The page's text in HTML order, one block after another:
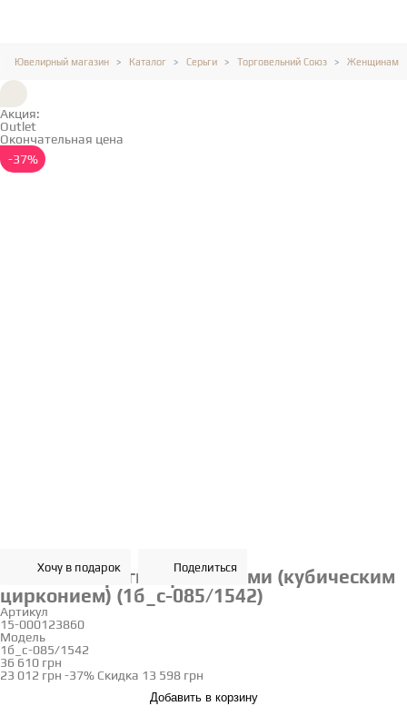
Ювелирный магазин Каталог Серьги Торговельний Союз Женщинам
Акция:
Outlet
Окончательная цена
-37%
Хочу в подарок Поделиться
Золотые серьги с фианитами (кубическим
цирконием) (1б_с-085/1542)
Артикул
15-000123860
Модель
1б_с-085/1542
36 610 грн
23 012 грн -37% Скидка 13 598 грн
Добавить в корзину